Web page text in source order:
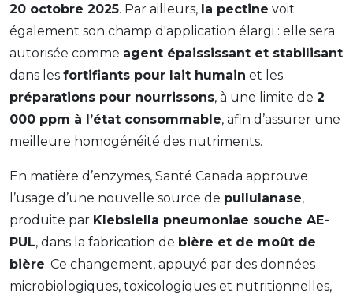
20 octobre 2025. Par ailleurs, la pectine voit
également son champ d'application élargi : elle sera
autorisée comme agent épaississant et stabilisant
dans les fortifiants pour lait humain et les
préparations pour nourrissons, à une limite de 2
000 ppm à l’état consommable, afin d’assurer une
meilleure homogénéité des nutriments.
En matière d’enzymes, Santé Canada approuve
l’usage d’une nouvelle source de pullulanase,
produite par Klebsiella pneumoniae souche AE-
PUL, dans la fabrication de bière et de moût de
bière. Ce changement, appuyé par des données
microbiologiques, toxicologiques et nutritionnelles,